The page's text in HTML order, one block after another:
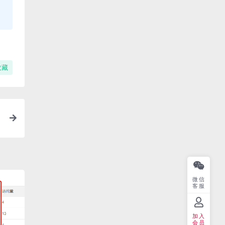
藏
微信
客服
加入
会员